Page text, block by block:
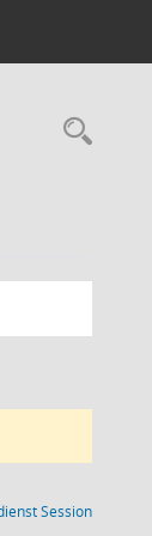
Session(Wird in